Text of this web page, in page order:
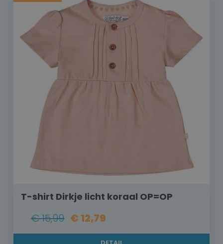
T-shirt Dirkje licht koraal OP=OP
€ 15,99 € 12,79